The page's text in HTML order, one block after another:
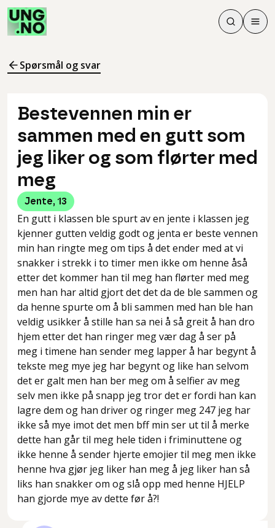
Søk
Søk
Meny
Spørsmål og svar
Bestevennen min er
sammen med en gutt som
jeg liker og som flørter med
meg
Jente, 13
En gutt i klassen ble spurt av en jente i klassen jeg
kjenner gutten veldig godt og jenta er beste vennen
min han ringte meg om tips å det ender med at vi
snakker i strekk i to timer men ikke om henne åså
etter det kommer han til meg han flørter med meg
men han har altid gjort det det da de ble sammen og
da henne spurte om å bli sammen med han ble han
veldig usikker å stille han sa nei å så greit å han dro
hjem etter det han ringer meg vær dag å ser på
meg i timene han sender meg lapper å har begynt å
tekste meg mye jeg har begynt og like han selvom
det er galt men han ber meg om å selfier av meg
selv men ikke på snapp jeg tror det er fordi han kan
lagre dem og han driver og ringer meg 247 jeg har
ikke så mye imot det men bff min ser ut til å merke
dette han går til meg hele tiden i friminuttene og
ikke henne å sender hjerte emojier til meg men ikke
henne hva gjør jeg liker han meg å jeg liker han så
liks han snakker om og slå opp med henne HJELP
han gjorde mye av dette før å?!